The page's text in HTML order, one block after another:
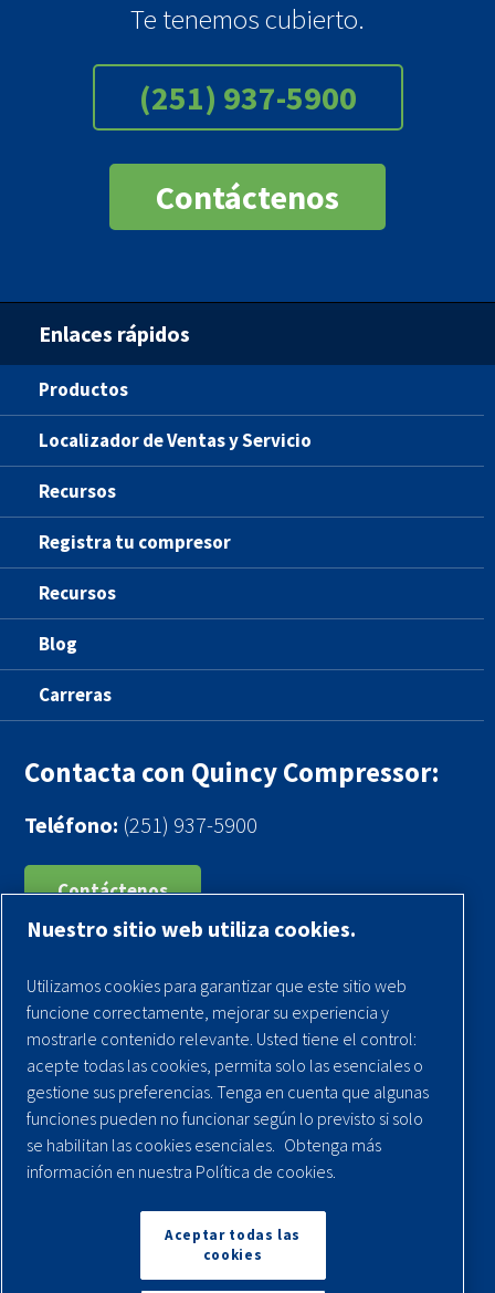
Te tenemos cubierto.
(251) 937-5900
Contáctenos
Enlaces rápidos
Productos
Localizador de Ventas y Servicio
Recursos
Registra tu compresor
Recursos
Blog
Carreras
Contacta con Quincy Compressor:
Teléfono: (251) 937-5900
Contáctenos
Aviso legal
Garantías
Política de privacidad
Términos y Condiciones
Mapa del sitio
© 2026 Quincy Compressor. Todos los derechos
Volver arriba
Nuestro sitio web utiliza cookies.
Utilizamos cookies para garantizar que este sitio web
funcione correctamente, mejorar su experiencia y
mostrarle contenido relevante. Usted tiene el control:
acepte todas las cookies, permita solo las esenciales o
gestione sus preferencias. Tenga en cuenta que algunas
funciones pueden no funcionar según lo previsto si solo
se habilitan las cookies esenciales. Obtenga más
información en nuestra Política de cookies.
Aceptar todas las
cookies